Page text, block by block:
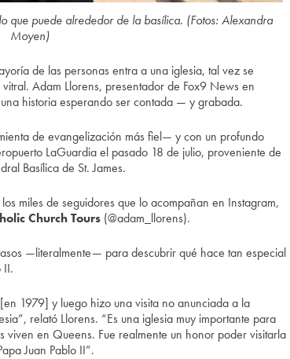
que puede alrededor de la basílica. (Fotos: Alexandra
Moyen)
de las personas entra a una iglesia, tal vez se
Adam Llorens, presentador de Fox9 News en
historia esperando ser contada — y grabada.
de evangelización más fiel— y con un profundo
LaGuardia el pasado 18 de julio, proveniente de
Basílica de St. James.
miles de seguidores que lo acompañan en Instagram,
Church Tours (@adam_llorens).
—literalmente— para descubrir qué hace tan especial
II.
1979] y luego hizo una visita no anunciada a la
relató Llorens. “Es una iglesia muy importante para
viven en Queens. Fue realmente un honor poder visitarla
Juan Pablo II”.